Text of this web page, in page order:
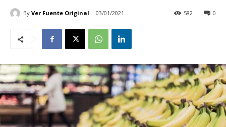
By Ver Fuente Original 03/01/2021 0
582